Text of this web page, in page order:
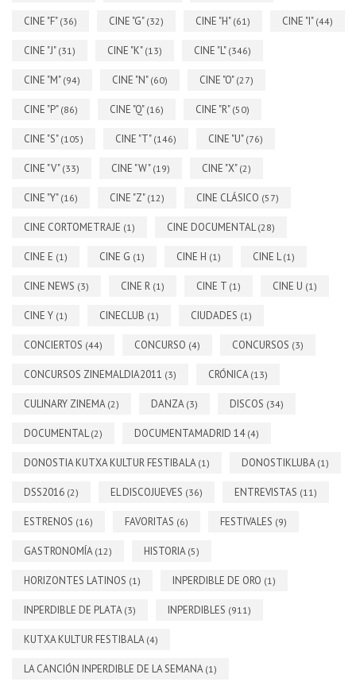
CINE "F" (36) CINE "G" (32) CINE "H" (61) CINE "I" (44)
CINE "J" (31) CINE "K" (13) CINE "L" (346)
CINE "M" (94) CINE "N" (60) CINE "O" (27)
CINE "P" (86) CINE "Q" (16) CINE "R" (50)
CINE "S" (105) CINE "T" (146) CINE "U" (76)
CINE "V" (33) CINE "W" (19) CINE "X" (2)
CINE "Y" (16) CINE "Z" (12) CINE CLÁSICO (57)
CINE CORTOMETRAJE (1) CINE DOCUMENTAL(28)
CINE E (1) CINE G (1) CINE H (1) CINE L(1)
CINE NEWS (3) CINE R (1) CINE T (1) CINE U (1)
CINE Y (1) CINECLUB (1) CIUDADES (1)
CONCIERTOS (44) CONCURSO (4) CONCURSOS (3)
CONCURSOS ZINEMALDIA2011 (3) CRÓNICA (13)
CULINARY ZINEMA (2) DANZA (3) DISCOS (34)
DOCUMENTAL(2) DOCUMENTAMADRID 14 (4)
DONOSTIA KUTXA KULTUR FESTIBALA (1) DONOSTIKLUBA (1)
DSS2016 (2) EL DISCOJUEVES (36) ENTREVISTAS (11)
ESTRENOS (16) FAVORITAS (6) FESTIVALES (9)
GASTRONOMÍA (12) HISTORIA (5)
HORIZONTES LATINOS (1) INPERDIBLE DE ORO (1)
INPERDIBLE DE PLATA (3) INPERDIBLES (911)
KUTXA KULTUR FESTIBALA (4)
LA CANCIÓN INPERDIBLE DE LA SEMANA (1)